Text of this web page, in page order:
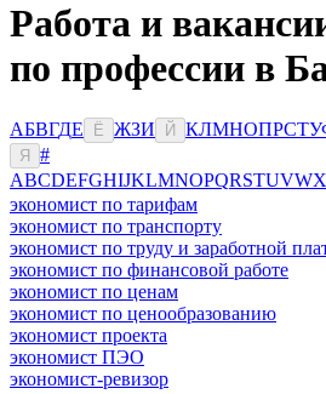
Работа и
по профессии в
АБВГДЕ Ё ЖЗИ Й КЛМНОПРСТУ
Я
#
ABCDEFGHIJKLMNOPQRSTUVWX
экономист по тарифам
экономист по транспорту
экономист по труду и заработной
экономист по финансовой работе
экономист по ценам
экономист по ценообразованию
экономист проекта
экономист ПЭО
экономист-ревизор